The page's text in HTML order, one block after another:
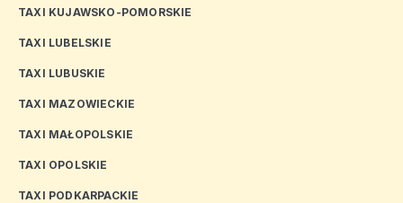
TAXI KUJAWSKO-POMORSKIE
TAXI LUBELSKIE
TAXI LUBUSKIE
TAXI MAZOWIECKIE
TAXI MAŁOPOLSKIE
TAXI OPOLSKIE
TAXI PODKARPACKIE